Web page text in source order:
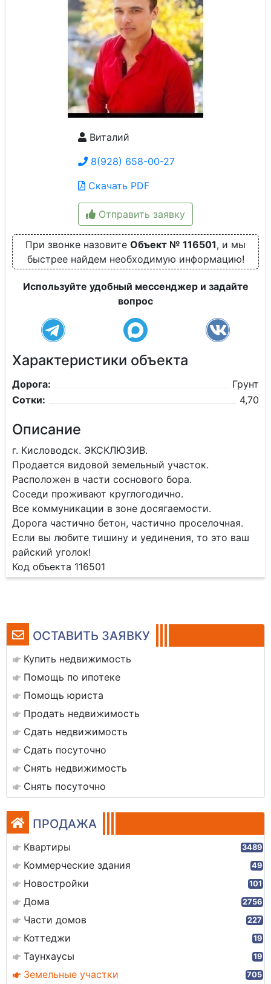
ОСТАВИТЬ ЗАЯВКУ
Купить недвижимость
Помощь по ипотеке
Помощь юриста
Продать недвижимость
Сдать недвижимость
Сдать посуточно
Снять недвижимость
Снять посуточно
ПРОДАЖА
Квартиры 3489
Коммерческие здания 49
Новостройки 101
Дома 2756
Части домов 227
Коттеджи 19
Таунхаусы 19
Земельные участки 705
Виталий
8(928) 658-00-27
Скачать PDF
Отправить заявку
При звонке назовите Объект № 116501, и мы
быстрее найдем необходимую информацию!
Используйте удобный мессенджер и задайте
вопрос
Характеристики объекта
Дорога:
Грунт
Сотки:
4,70
Описание
г. Кисловодск. ЭКСКЛЮЗИВ.
Продается видовой земельный участок.
Расположен в части соснового бора.
Соседи проживают круглогодично.
Все коммуникации в зоне досягаемости.
Дорога частично бетон, частично проселочная.
Если вы любите тишину и уединения, то это ваш
райский уголок!
Код объекта 116501